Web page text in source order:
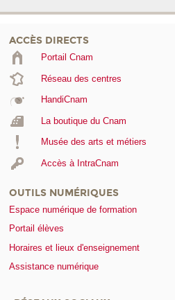
ACCÈS DIRECTS
Portail Cnam
Réseau des centres
HandiCnam
La boutique du Cnam
Musée des arts et métiers
Accès à IntraCnam
OUTILS NUMÉRIQUES
Espace numérique de formation
Portail élèves
Horaires et lieux d'enseignement
Assistance numérique